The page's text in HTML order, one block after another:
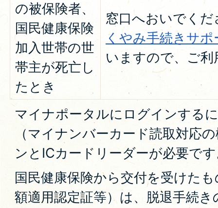
の被保険者、
国民健康保険
加入世帯の世
帯主が死亡し
たとき
窓口へおいでく
くやみ手続きサ
いますので、ご
マイナポータルにログインする
（マイナンバーカード読取対応
ンとICカードリーダーが必要で
国民健康保険から交付を受けた
額適用認定証等）は、脱退手続